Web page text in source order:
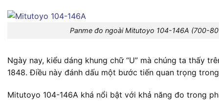
Panme đo ngoài Mitutoyo 104-146A (700-
Ngày nay, kiểu dáng khung chữ “U” mà chúng ta thấy
1848. Điều này đánh dấu một bước tiến quan trọng
Mitutoyo 104-146A khá nổi bật với khả năng đo trong